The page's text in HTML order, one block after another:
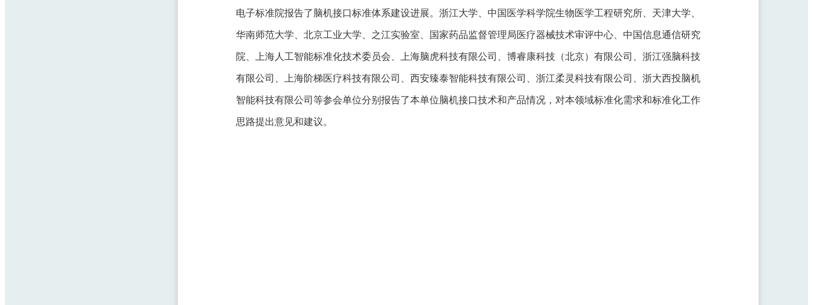
电子标准院报告了脑机接口标准体系建设进展。浙江大学、中国医学科学院生物医学工程研究所、天津大学、
华南师范大学、北京工业大学、之江实验室、国家药品监督管理局医疗器械技术审评中心、中国信息通信研究
院、上海人工智能标准化技术委员会、上海脑虎科技有限公司、博睿康科技（北京）有限公司、浙江强脑科技
有限公司、上海阶梯医疗科技有限公司、西安臻泰智能科技有限公司、浙江柔灵科技有限公司、浙大西投脑机
智能科技有限公司等参会单位分别报告了本单位脑机接口技术和产品情况，对本领域标准化需求和标准化工作
思路提出意见和建议。